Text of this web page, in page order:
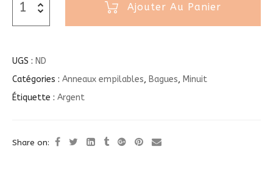
Ajouter Au Panier
UGS : ND
Catégories : Anneaux empilables, Bagues, Minuit
Étiquette : Argent
Share on: